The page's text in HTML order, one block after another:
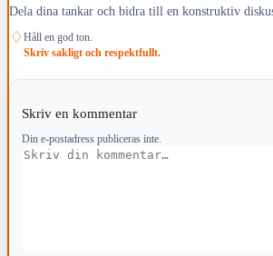
Dela dina tankar och bidra till en konstruktiv
♢ Håll en god ton.
Skriv sakligt och respektfullt.
Skriv en kommentar
Din e-postadress publiceras inte.
Kommentar